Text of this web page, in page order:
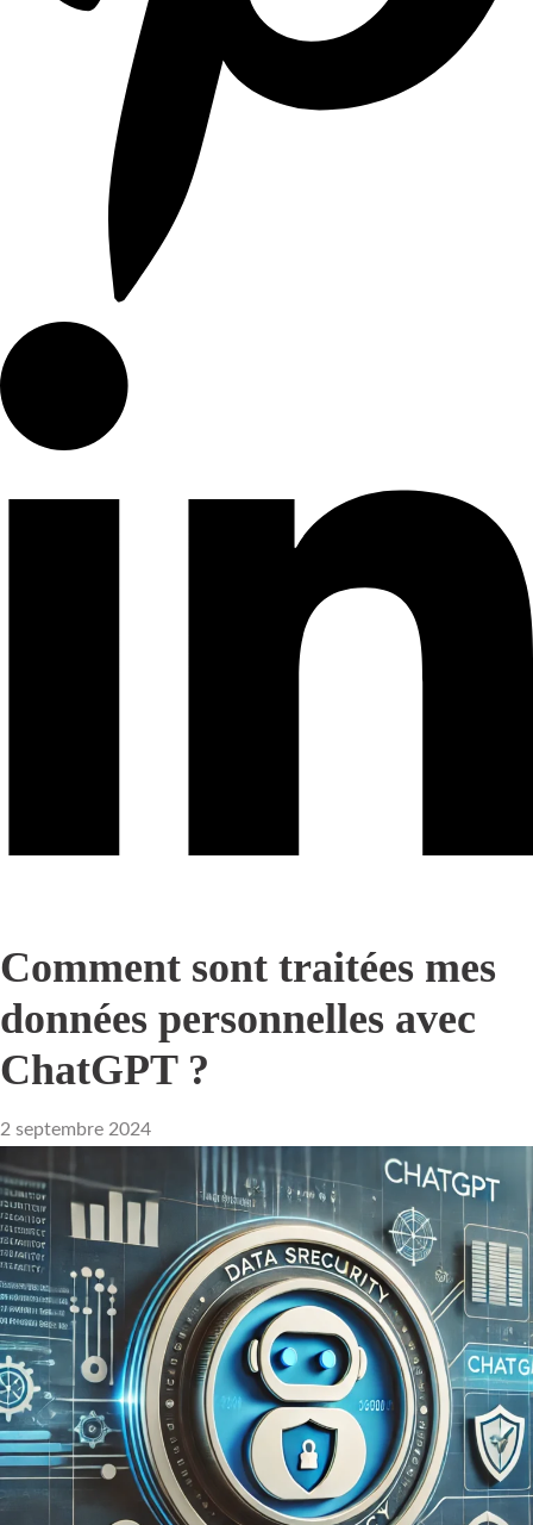
Comment sont traitées mes
données personnelles avec
ChatGPT ?
2 septembre 2024